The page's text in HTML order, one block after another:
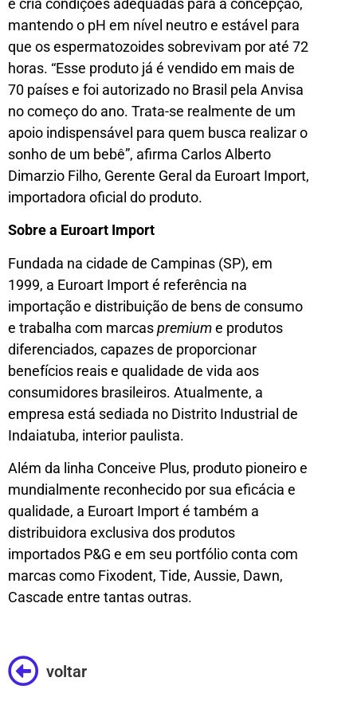
e cria condições adequadas para a concepção,
mantendo o pH em nível neutro e estável para
que os espermatozoides sobrevivam por até 72
horas. “Esse produto já é vendido em mais de
70 países e foi autorizado no Brasil pela Anvisa
no começo do ano. Trata-se realmente de um
apoio indispensável para quem busca realizar o
sonho de um bebê”, afirma Carlos Alberto
Dimarzio Filho, Gerente Geral da Euroart Import,
importadora oficial do produto.
Sobre a Euroart Import
Fundada na cidade de Campinas (SP), em
1999, a Euroart Import é referência na
importação e distribuição de bens de consumo
e trabalha com marcaspremiume produtos
diferenciados, capazes de proporcionar
benefícios reais e qualidade de vida aos
consumidores brasileiros. Atualmente, a
empresa está sediada no Distrito Industrial de
Indaiatuba, interior paulista.
Além da linha Conceive Plus, produto pioneiro e
mundialmente reconhecido por sua eficácia e
qualidade, a Euroart Import é também a
distribuidora exclusiva dos produtos
importados P&G e em seu portfólio conta com
marcas como Fixodent, Tide, Aussie, Dawn,
Cascade entre tantas outras.
voltar